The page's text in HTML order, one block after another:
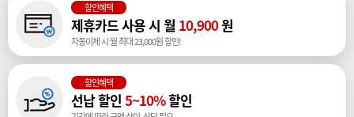
할인혜택
제휴카드 사용 시 월 10,900원
자동이체 시 월 최대 23,000원 할인!
할인혜택
선납 할인 5~10%할인